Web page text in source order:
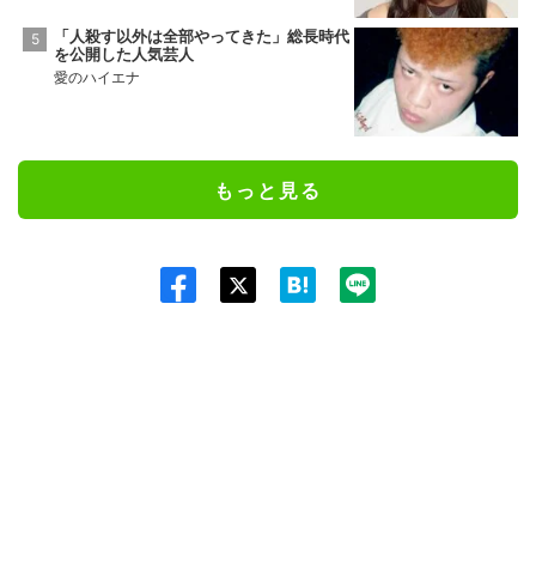
「人殺す以外は全部やってきた」総長時代
を公開した人気芸人
愛のハイエナ
もっと見る